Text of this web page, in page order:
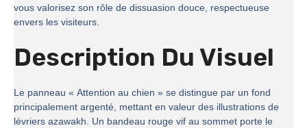
vous valorisez son rôle de dissuasion douce, respectueuse
envers les visiteurs.
Description Du Visuel
Le panneau « Attention au chien » se distingue par un fond
principalement argenté, mettant en valeur des illustrations de
lévriers azawakh. Un bandeau rouge vif au sommet porte le